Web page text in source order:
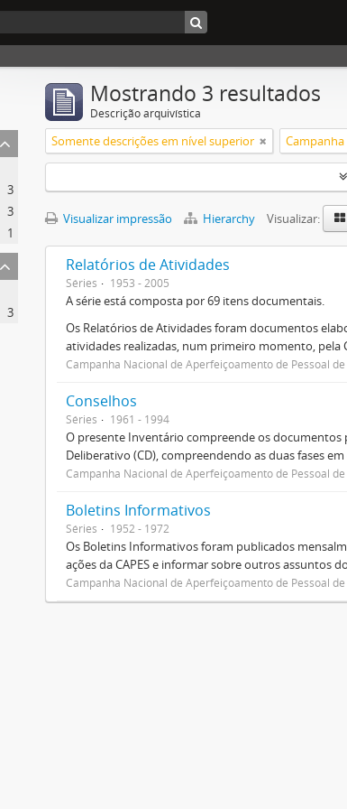
3
3
1
3
Mostrando 3 resultados
Descrição arquivística
Somente descrições em nível superior
Visualizar impressão Hierarchy Visualizar:
Relatórios de Atividades
Séries 1953 - 2005
A série está composta por 69 itens documentais.
Os Relatórios de Atividades foram documentos
atividades realizadas, num primeiro momento, pela
Campanha Nacional de Aperfeiçoamento de Pessoal de
Conselhos
Séries 1961 - 1994
O presente Inventário compreende os documentos
Deliberativo (CD), compreendendo as duas fases
Campanha Nacional de Aperfeiçoamento de Pessoal de
Boletins Informativos
Séries 1952 - 1972
Os Boletins Informativos foram publicados
ações da CAPES e informar sobre outros assuntos
Campanha Nacional de Aperfeiçoamento de Pessoal de